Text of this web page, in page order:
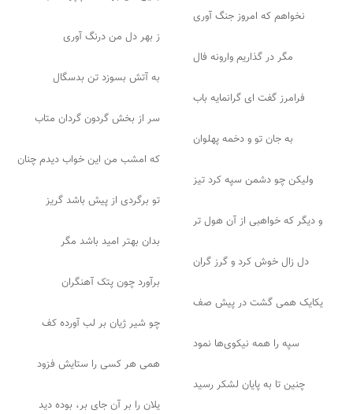
نخواهم که امروز جنگ آوری
ز بهر دل من درنگ آوری
مگر در گذاریم وارونه فال
به آتش بسوزد تن بدسگال
فرامرز گفت ای گرانمایه باب
سر از بخش گردون گردان متاب
به جان تو و دخمه پهلوان
که امشب من این خواب دیدم چنان
ولیکن چو دشمن سپه کرد تیز
تو برگردی از پیش باشد گریز
و دیگر که خواهبی از آن هول تر
بدان بهتر امید باشد مگر
دل زال خوش کرد و گرز گران
برآورد چون پتک آهنگران
یکایک همی گشت در پیش صف
چو شیر ژیان بر لب آورده کف
سپه را همه نیکوی‌ها نمود
همی هر کسی را ستایش فزود
چنین تا به پایان لشکر رسید
یلان را بر آن جای بر، بوده دید